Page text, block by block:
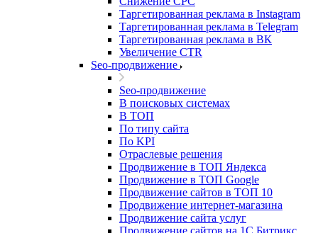
Таргетированная реклама в Instagram
Таргетированная реклама в Telegram
Таргетированная реклама в ВК
Увеличение CTR
Seo-продвижение
Seo-продвижение
В поисковых системах
В ТОП
По типу сайта
По KPI
Отраслевые решения
Продвижение в ТОП Яндекса
Продвижение в ТОП Google
Продвижение сайтов в ТОП 10
Продвижение интернет-магазина
Продвижение сайта услуг
Продвижение сайтов на 1С Битрикс